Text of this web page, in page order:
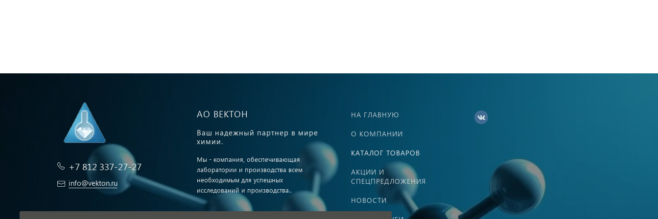
+7 812 337-27-27
info@vekton.ru
АО ВЕКТОН
Ваш надежный партнер в мире
химии.
Мы - компания, обеспечивающая
лаборатории и производства всем
необходимым для успешных
исследований и производства..
НА ГЛАВНУЮ
О КОМПАНИИ
КАТАЛОГ ТОВАРОВ
АКЦИИ И
СПЕЦПРЕДЛОЖЕНИЯ
НОВОСТИ